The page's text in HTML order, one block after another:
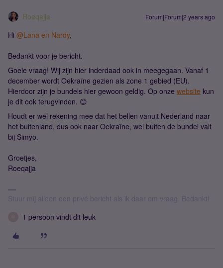
Roeqajja Forum|Forum|2 years ago
Hi @Lana en Nardy,
Bedankt voor je bericht.
Goeie vraag! Wij zijn hier inderdaad ook in meegegaan. Vanaf 1
december wordt Oekraïne gezien als zone 1 gebied (EU).
Hierdoor zijn je bundels hier gewoon geldig. Op onze website kun
je dit ook terugvinden. 😊
Houdt er wel rekening mee dat het bellen vanuit Nederland naar
het buitenland, dus ook naar Oekraïne, wel buiten de bundel valt
bij Simyo.
Groetjes,
Roeqajja
Stuur mij alleen een privé bericht als ik daar om vraag. Bedankt!
1 persoon vindt dit leuk